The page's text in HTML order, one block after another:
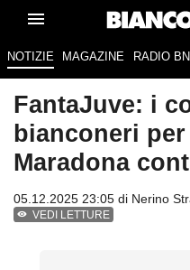
NOTIZIE MAGAZINE RADIO BN
FantaJuve: i
bianconeri
Maradona
05.12.2025 23:05 di Nerino
VEDI LETTURE